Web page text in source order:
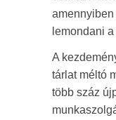
lemondani
A
tárlat méltó
több száz